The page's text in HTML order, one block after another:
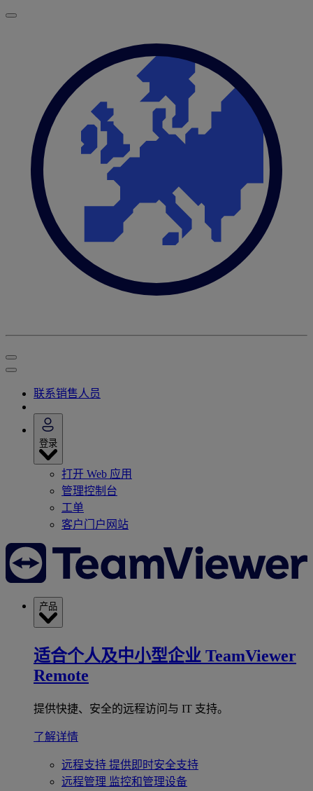
联系销售人员
登录
打开 Web 应用
管理控制台
工单
客户门户网站
产品
适合个人及中小型企业 TeamViewer
Remote
提供快捷、安全的远程访问与 IT 支持。
了解详情
远程支持 提供即时安全支持
远程管理 监控和管理设备